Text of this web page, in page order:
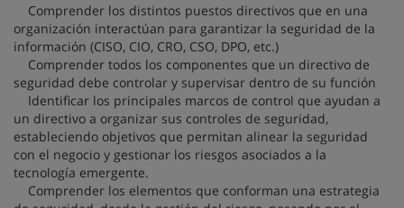
Comprender los distintos puestos directivos que en una
organización interactúan para garantizar la seguridad de la
información (CISO, CIO, CRO, CSO, DPO, etc.)
Comprender todos los componentes que un directivo de
seguridad debe controlar y supervisar dentro de su función
Identificar los principales marcos de control que ayudan a
un directivo a organizar sus controles de seguridad,
estableciendo objetivos que permitan alinear la seguridad
con el negocio y gestionar los riesgos asociados a la
tecnología emergente.
Comprender los elementos que conforman una estrategia